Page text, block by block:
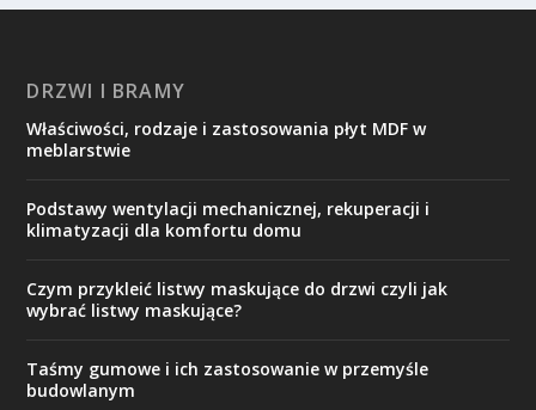
DRZWI I BRAMY
Właściwości, rodzaje i zastosowania płyt MDF w
meblarstwie
Podstawy wentylacji mechanicznej, rekuperacji i
klimatyzacji dla komfortu domu
Czym przykleić listwy maskujące do drzwi czyli jak
wybrać listwy maskujące?
Taśmy gumowe i ich zastosowanie w przemyśle
budowlanym